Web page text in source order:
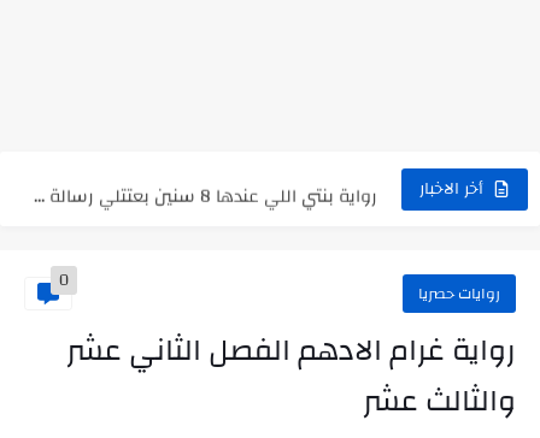
أخر الاخبار
أجمل طريقة لإهداء دعاء مميز لمن تحب في ثوانٍ
روايات حصريا 0
رواية غرام الادهم الفصل الثاني عشر
والثالث عشر